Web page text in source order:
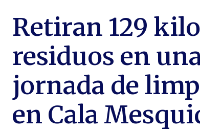
Retiran 129
residuos en
jornada de
en Cala